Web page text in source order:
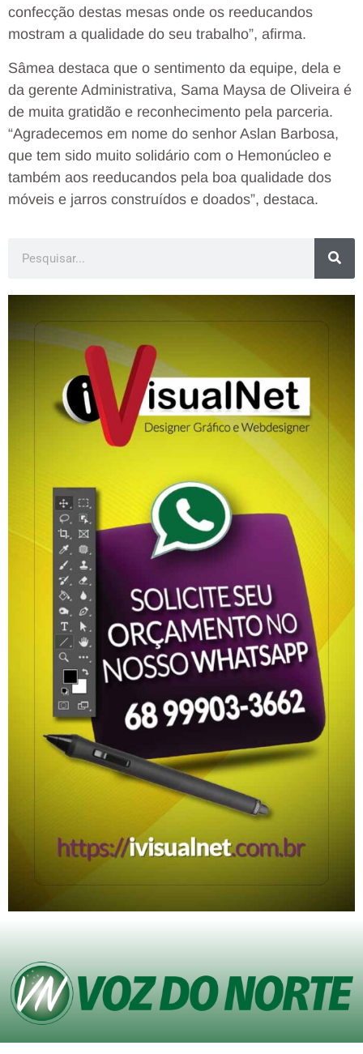
confecção destas mesas onde os reeducandos
mostram a qualidade do seu trabalho”, afirma.
Sâmea destaca que o sentimento da equipe, dela e
da gerente Administrativa, Sama Maysa de Oliveira é
de muita gratidão e reconhecimento pela parceria.
“Agradecemos em nome do senhor Aslan Barbosa,
que tem sido muito solidário com o Hemonúcleo e
também aos reeducandos pela boa qualidade dos
móveis e jarros construídos e doados”, destaca.